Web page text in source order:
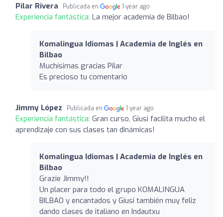
Pilar Rivera Publicada en 1 year ago
Experiencia fantástica: La mejor academia de Bilbao!
Komalingua Idiomas | Academia de Inglés en
Bilbao
Muchísimas gracias Pilar
Es precioso tu comentario
Jimmy López Publicada en 1 year ago
Experiencia fantástica: Gran curso, Giusi facilita mucho el
aprendizaje con sus clases tan dinámicas!
Komalingua Idiomas | Academia de Inglés en
Bilbao
Grazie Jimmy!!
Un placer para todo el grupo KOMALINGUA
BILBAO y encantados y Giusi también muy feliz
dando clases de italiano en Indautxu